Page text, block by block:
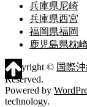
兵庫県尼崎
兵庫県西宮
福岡県福岡
鹿児島県枕
Copyright © 国際
Reserved.
Powered by
technology.